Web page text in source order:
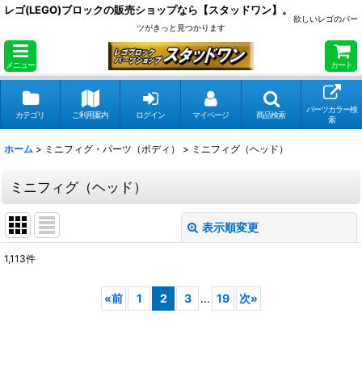
レゴ(LEGO)ブロックの販売ショップなら【スタッドワン】。
欲しいレゴのパー
ツがきっと見つかります
メニュー カート
カテゴリ ご利用案内 ログイン マイページ 商品検索
パーツカラー検
索
ホーム > ミニフィグ・パーツ（ボディ） > ミニフィグ（ヘッド）
ミニフィグ（ヘッド）
表示順変更
1,113件
«前 1 2 3 ... 19 次»